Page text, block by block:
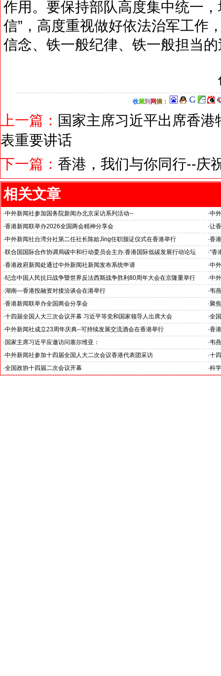
作用。要保持部队高度集中统一，
信”，高度重视做好依法治军工作
信念、铁一般纪律、铁一般担当
收藏到 网摘：
上一篇： 国家主席习近平出席香
表重要讲话
下一篇： 香港，我们与你同行--庆
相关文章
·中外新闻社参加国务院新闻办北京采访系列活动--
北京人形机器人创新中心打造具有全球影响力的应用示范高地
·中
证
·香港新闻联举办2026全国两会精神分享会 ·让
聚
·中外新闻社台湾分社第二任社长陈姶Jìng任职颁证仪式在香港举行 ·香
·联合国国际合作协调局碳中和行动委员会主办:香港国际低碳发展行动论坛
--促进低碳领域技术交流 深化低碳经济国际合作
·“香
中
·香港政府新闻处通过中外新闻社新闻发布系统申请 ·中
洽
·纪念中国人民抗日战争暨世界反法西斯战争胜利80周年大会在京隆重举行 ·中
洽
·湖南—香港投融资对接洽谈会在港举行 ·韦
·香港新闻联举办全国两会分享会 ·聚
·十四届全国人大三次会议开幕 习近平等党和国家领导人出席大会 ·全
习
·中外新闻社成立23周年庆典--可持续发展交流酒会在香港举行 ·香
· 国家主席习近平应邀访问塞尔维亚：
构建新时代中塞命运共同体
·韦
业庆
·中外新闻社参加十四届全国人大二次会议香港代表团采访 ·十
·全国政协十四届二次会议开幕 ·科